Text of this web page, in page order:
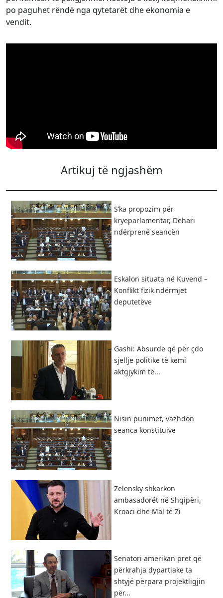
po paguhet rëndë nga qytetarët dhe ekonomia e
vendit.
Artikuj të ngjashëm
S’ka propozim për
kryeparlamentar, Dehari
ndërprenë seancën
Eskalon situata në Kuvend –
Konflikt fizik ndërmjet
deputetëve
Gashi: Absurde që për çdo
sjellje politike të kemi
aktgjykim të...
Nisin punimet, vazhdon
seanca konstituive
Zelensky shkarkon
ambasadorët në Shqipëri,
Kroaci dhe Mal të Zi
Senatori amerikan pret që
përkrahja dypartiake ta
shtyjë përpara projektligjin
për...